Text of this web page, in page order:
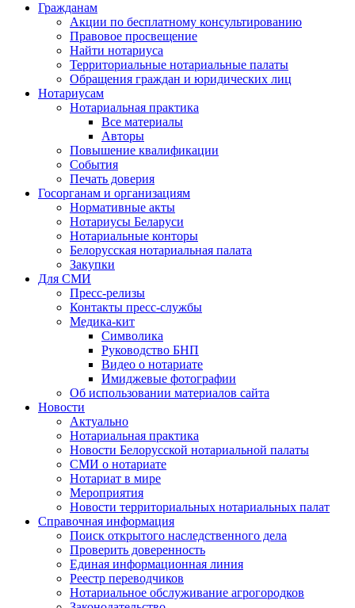
Гражданам
Акции по бесплатному консультированию
Правовое просвещение
Найти нотариуса
Территориальные нотариальные палаты
Обращения граждан и юридических лиц
Нотариусам
Нотариальная практика
Все материалы
Авторы
Повышение квалификации
События
Печать доверия
Госорганам и организациям
Нормативные акты
Нотариусы Беларуси
Нотариальные конторы
Белорусская нотариальная палата
Закупки
Для СМИ
Пресс-релизы
Контакты пресс-службы
Медика-кит
Символика
Руководство БНП
Видео о нотариате
Имиджевые фотографии
Об использовании материалов сайта
Новости
Актуально
Нотариальная практика
Новости Белорусской нотариальной палаты
СМИ о нотариате
Нотариат в мире
Мероприятия
Новости территориальных нотариальных палат
Справочная информация
Поиск открытого наследственного дела
Проверить доверенность
Единая информационная линия
Реестр переводчиков
Нотариальное обслуживание агрогородков